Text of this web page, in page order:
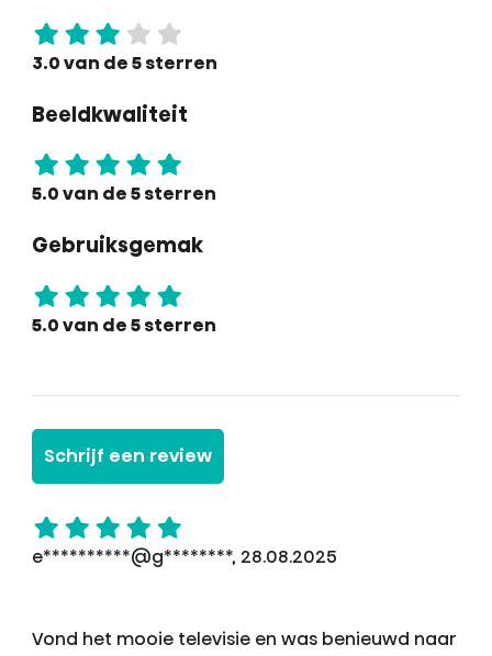
3.0 van de 5 sterren
Beeldkwaliteit
5.0 van de 5 sterren
Gebruiksgemak
5.0 van de 5 sterren
Schrijf een review
e**********@g********, 28.08.2025
Vond het mooie televisie en was benieuwd naar